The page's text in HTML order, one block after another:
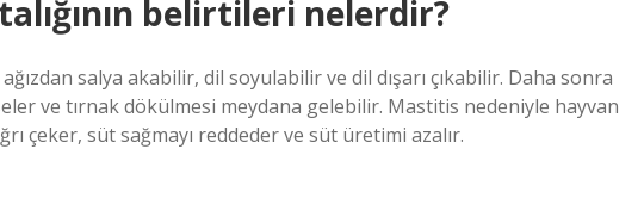
belirtileri nelerdir?
salya akabilir, dil soyulabilir ve dil dışarı çıkabilir. Daha sonra
ve tırnak dökülmesi meydana gelebilir. Mastitis nedeniyle hayvan
çeker, süt sağmayı reddeder ve süt üretimi azalır.